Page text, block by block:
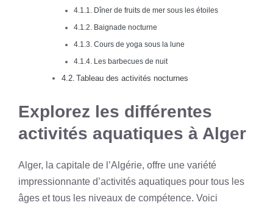
Dîner de fruits de mer sous les étoiles
Baignade nocturne
Cours de yoga sous la lune
Les barbecues de nuit
Tableau des activités nocturnes
Explorez les différentes
activités aquatiques à Alger
Alger, la capitale de l’Algérie, offre une variété
impressionnante d’activités aquatiques pour tous les
âges et tous les niveaux de compétence. Voici